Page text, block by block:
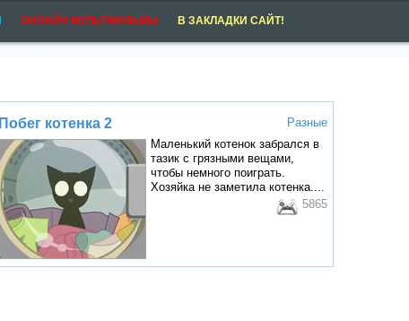
ОНЛАЙН МУЛЬТФИЛЬМЫ
В ЗАКЛАДКИ САЙТ!
Побег котенка 2
Разные
Маленький котенок забрался в
тазик с грязными вещами,
чтобы немного поиграть.
Хозяйка не заметила котенка....
5865